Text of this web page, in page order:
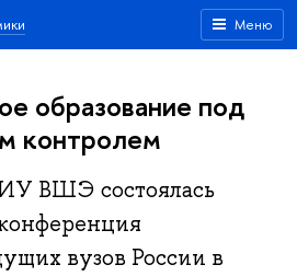
Меню
образование под
контролем
ВШЭ состоялась
вузов России в